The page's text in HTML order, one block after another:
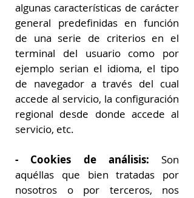
algunas características de carácter
general predefinidas en función
de una serie de criterios en el
terminal del usuario como por
ejemplo serian el idioma, el tipo
de navegador a través del cual
accede al servicio, la configuración
regional desde donde accede al
servicio, etc.
- Cookies de análisis: Son
aquéllas que bien tratadas por
nosotros o por terceros, nos